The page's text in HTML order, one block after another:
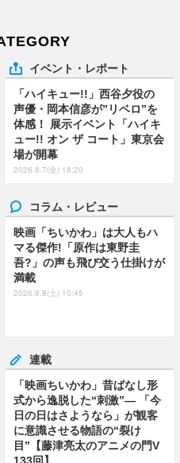
イベント・レポート
「ハイキュー!!」西谷夕役の
声優・岡本信彦が”リベロ”を
体感！ 展示イベント「ハイキ
ュー!! オン ザ コート」東京会
場が開幕
2026.8.7(金) 18:20
コラム・レビュー
映画「ちいかわ」は大人もハ
マる傑作!「原作は東野圭
吾?」の声も飛び交う仕掛けが
満載
2026.8.8(土) 10:45
連載
「映画ちいかわ」昔ばなし形
式から逸脱した“刺激”― 「今
日の日はさようなら」が観客
に意識させる物語の“裂け
目”【藤津亮太のアニメの門V